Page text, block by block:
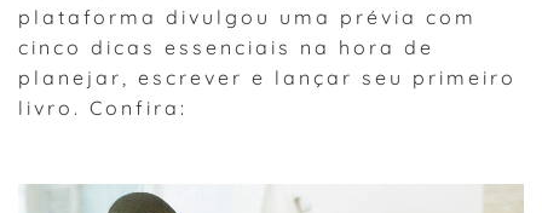
plataforma divulgou uma prévia com
cinco dicas essenciais na hora de
planejar, escrever e lançar seu primeiro
livro. Confira: